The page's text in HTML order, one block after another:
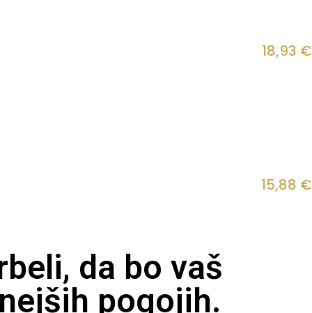
18,93 €
15,88 €
da bo vaš
pogojih.